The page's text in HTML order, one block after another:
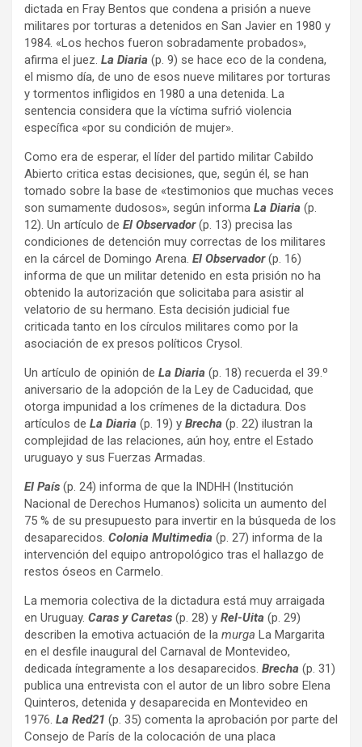
dictada en Fray Bentos que condena a prisión a nueve
militares por torturas a detenidos en San Javier en 1980 y
1984. «Los hechos fueron sobradamente probados»,
afirma el juez. La Diaria (p. 9) se hace eco de la condena,
el mismo día, de uno de esos nueve militares por torturas
y tormentos infligidos en 1980 a una detenida. La
sentencia considera que la víctima sufrió violencia
específica «por su condición de mujer».
Como era de esperar, el líder del partido militar Cabildo
Abierto critica estas decisiones, que, según él, se han
tomado sobre la base de «testimonios que muchas veces
son sumamente dudosos», según informa La Diaria (p.
12). Un artículo de El Observador(p. 13) precisa las
condiciones de detención muy correctas de los militares
en la cárcel de Domingo Arena. El Observador(p. 16)
informa de que un militar detenido en esta prisión no ha
obtenido la autorización que solicitaba para asistir al
velatorio de su hermano. Esta decisión judicial fue
criticada tanto en los círculos militares como por la
asociación de ex presos políticos Crysol.
Un artículo de opinión de La Diaria (p. 18) recuerda el 39.º
aniversario de la adopción de la Ley de Caducidad, que
otorga impunidad a los crímenes de la dictadura. Dos
artículos de La Diaria (p. 19) y Brecha (p. 22) ilustran la
complejidad de las relaciones, aún hoy, entre el Estado
uruguayo y sus Fuerzas Armadas.
El País (p. 24) informa de que la INDHH (Institución
Nacional de Derechos Humanos) solicita un aumento del
75 % de su presupuesto para invertir en la búsqueda de los
desaparecidos. Colonia Multimedia (p. 27) informa de la
intervención del equipo antropológico tras el hallazgo de
restos óseos en Carmelo.
La memoria colectiva de la dictadura está muy arraigada
en Uruguay. Caras y Caretas (p. 28) y Rel-Uita (p. 29)
describen la emotiva actuación de la murga La Margarita
en el desfile inaugural del Carnaval de Montevideo,
dedicada íntegramente a los desaparecidos. Brecha (p. 31)
publica una entrevista con el autor de un libro sobre Elena
Quinteros, detenida y desaparecida en Montevideo en
1976. La Red21 (p. 35) comenta la aprobación por parte del
Consejo de París de la colocación de una placa